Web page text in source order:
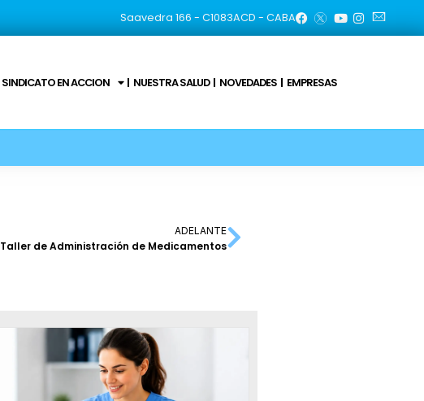
Saavedra 166 - C1083ACD - CABA
SINDICATO EN ACCION NUESTRA SALUD NOVEDADES EMPRESAS
ADELANTE
Taller de Administración de Medicamentos